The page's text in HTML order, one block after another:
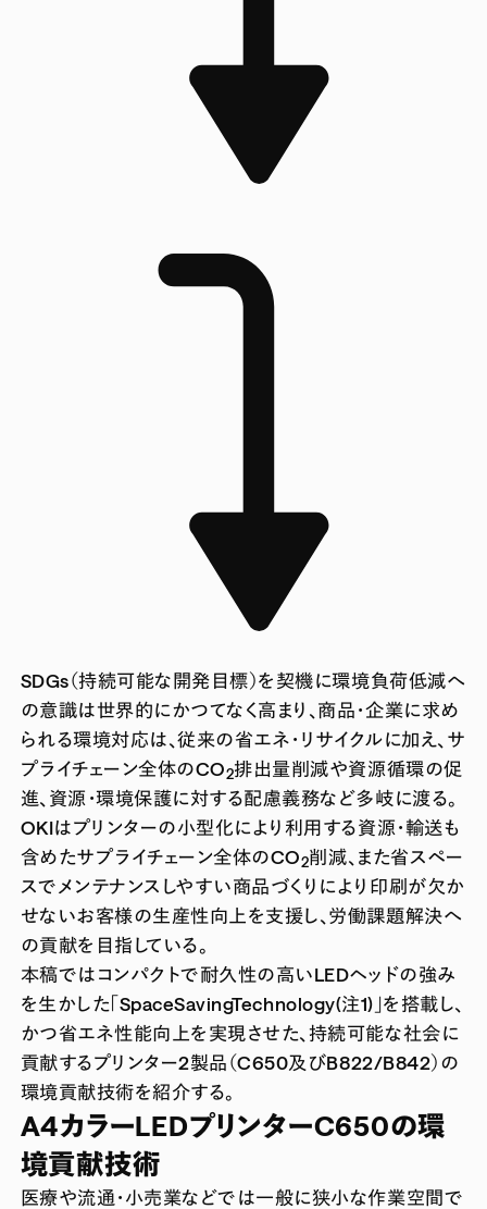
SDGs（持続可能な開発目標）を契機に環境負荷低減へ
の意識は世界的にかつてなく高まり、商品・企業に求め
られる環境対応は、従来の省エネ・リサイクルに加え、サ
プライチェーン全体のCO2排出量削減や資源循環の促
進、資源・環境保護に対する配慮義務など多岐に渡る。
OKIはプリンターの小型化により利用する資源・輸送も
含めたサプライチェーン全体のCO2削減、また省スペー
スでメンテナンスしやすい商品づくりにより印刷が欠か
せないお客様の生産性向上を支援し、労働課題解決へ
の貢献を目指している。
本稿ではコンパクトで耐久性の高いLEDヘッドの強み
を生かした「SpaceSavingTechnology(注1)」を搭載し、
かつ省エネ性能向上を実現させた、持続可能な社会に
貢献するプリンター2製品（C650及びB822/B842）の
環境貢献技術を紹介する。
A4カラーLEDプリンターC650の環
境貢献技術
医療や流通・小売業などでは一般に狭小な作業空間で